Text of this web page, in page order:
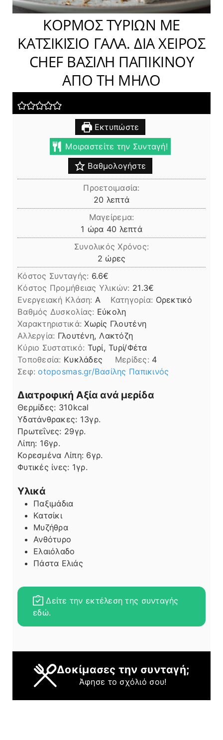
ΚΟΡΜΟΣ ΤΥΡΙΩΝ ΜΕ
ΚΑΤΣΙΚΙΣΙΟ ΓΑΛΑ. ΔΙΑ ΧΕΙΡΟΣ
CHEF ΒΑΣΙΛΗ ΠΑΠΙΚΙΝΟΥ
ΑΠΟ ΤΗ ΜΗΛΟ
Εκτυπώστε
Μοιραστείτε την Συνταγή!
Βαθμολογήστε
Προετοιμασία:
20 λεπτά
λεπτά
Μαγείρεμα:
1 ώρα
ώρα 40 λεπτά
λεπτά
Συνολικός Χρόνος:
2ώρες
ώρες
Κόστος Συνταγής: 6.6€
Kόστος Προμήθειας Υλικών: 21.3
Ενεργειακή Κλάση: A Κατηγορία: Ορεκτικό
Βαθμός Δυσκολίας: Εύκολη
Χαρακτηριστικά:Χωρίς Γλουτένη
Αλλεργία: Γλουτένη, Λακτόζη
Kύριο Συστατικό: Τυρί, Τυρί/Φέτα
Τοποθεσία: Κυκλάδες Μερίδες: 4
Σεφ:otoposmas.gr/Βασίλης Παπικινός
Διατροφική Αξία ανά μερίδα
Θερμίδες: 310kcal
Υδατάνθρακες: 13γρ.
Πρωτεΐνες: 29γρ.
Λίπη
Λίπη: 16γρ.
Κορεσμένα Λίπη: 6γρ.
Φυτικές ίνες: 1γρ.
Υλικά
Παξιμάδια
Κατσίκι
Μυζήθρα
Ανθότυρο
Ελαιόλαδο
Πάστα Ελιάς
Δείτε την εκτέλεση της συνταγής
εδώ.
Δοκίμασες την συνταγή;
Άφησε το σχόλιό σου!